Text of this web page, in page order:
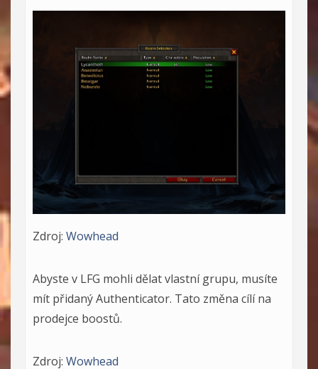
Zdroj: Wowhead
Abyste v LFG mohli dělat vlastní grupu, musíte
mít přidaný Authenticator. Tato změna cílí na
prodejce boostů.
Zdroj: Wowhead